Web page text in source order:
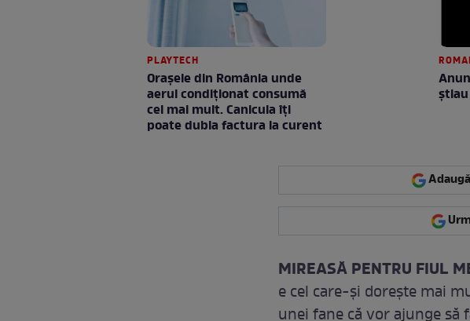
PLAYTECH
Orașele din România unde
aerul condiționat consumă
cel mai mult. Canicula îți
poate dubla factura la curent
MIREASĂ PENTRU FIUL
e cel care-şi doreşte mai
unei fane că vor ajunge să